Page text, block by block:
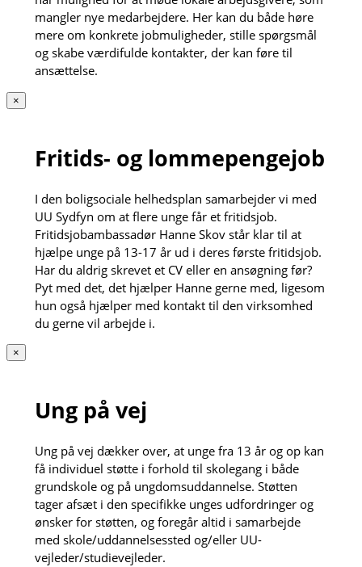
mangler nye medarbejdere. Her kan du både høre
mere om konkrete jobmuligheder, stille spørgsmål
og skabe værdifulde kontakter, der kan føre til
ansættelse.
×
Fritids- og lommepengejob
I den boligsociale helhedsplan samarbejder vi med
UU Sydfyn om at flere unge får et fritidsjob.
Fritidsjobambassadør Hanne Skov står klar til at
hjælpe unge på 13-17 år ud i deres første fritidsjob.
Har du aldrig skrevet et CV eller en ansøgning før?
Pyt med det, det hjælper Hanne gerne med, ligesom
hun også hjælper med kontakt til den virksomhed
du gerne vil arbejde i.
×
Ung på vej
Ung på vej dækker over, at unge fra 13 år og op kan
få individuel støtte i forhold til skolegang i både
grundskole og på ungdomsuddannelse. Støtten
tager afsæt i den specifikke unges udfordringer og
ønsker for støtten, og foregår altid i samarbejde
med skole/uddannelsessted og/eller UU-
vejleder/studievejleder.